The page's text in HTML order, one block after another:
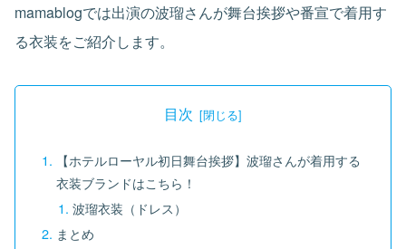
mamablogでは出演の波瑠さんが舞台挨拶や番宣で着用す
る衣装をご紹介します。
目次
【ホテルローヤル初日舞台挨拶】波瑠さんが着用する
衣装ブランドはこちら！
波瑠衣装（ドレス）
まとめ